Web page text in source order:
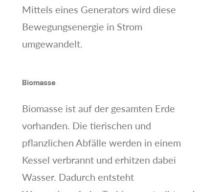
Mittels eines Generators wird diese
Bewegungsenergie in Strom
umgewandelt.
Biomasse
Biomasse ist auf der gesamten Erde
vorhanden. Die tierischen und
pflanzlichen Abfälle werden in einem
Kessel verbrannt und erhitzen dabei
Wasser. Dadurch entsteht